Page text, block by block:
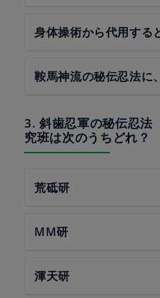
身体操術から代用する
鞍馬神流の秘伝忍法に
3. 斜歯忍軍の秘伝忍法
究班は次のうちどれ？
荒砥研
MM研
渾天研